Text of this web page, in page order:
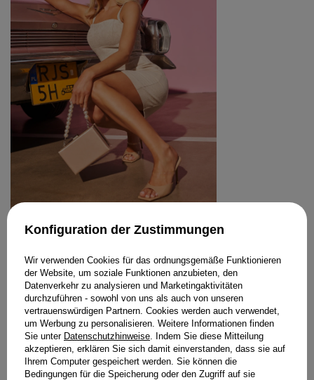
219,00 €
GRÖSSE
WÄHLEN SIE DIE OPTION
STYLING KAUFEN
Konfiguration der Zustimmungen
Wir verwenden Cookies für das ordnungsgemäße Funktionieren
der Website, um soziale Funktionen anzubieten, den
Datenverkehr zu analysieren und Marketingaktivitäten
durchzuführen - sowohl von uns als auch von unseren
vertrauenswürdigen Partnern. Cookies werden auch verwendet,
um Werbung zu personalisieren. Weitere Informationen finden
Sie unter Datenschutzhinweise. Indem Sie diese Mitteilung
akzeptieren, erklären Sie sich damit einverstanden, dass sie auf
Ihrem Computer gespeichert werden. Sie können die
Bedingungen für die Speicherung oder den Zugriff auf sie